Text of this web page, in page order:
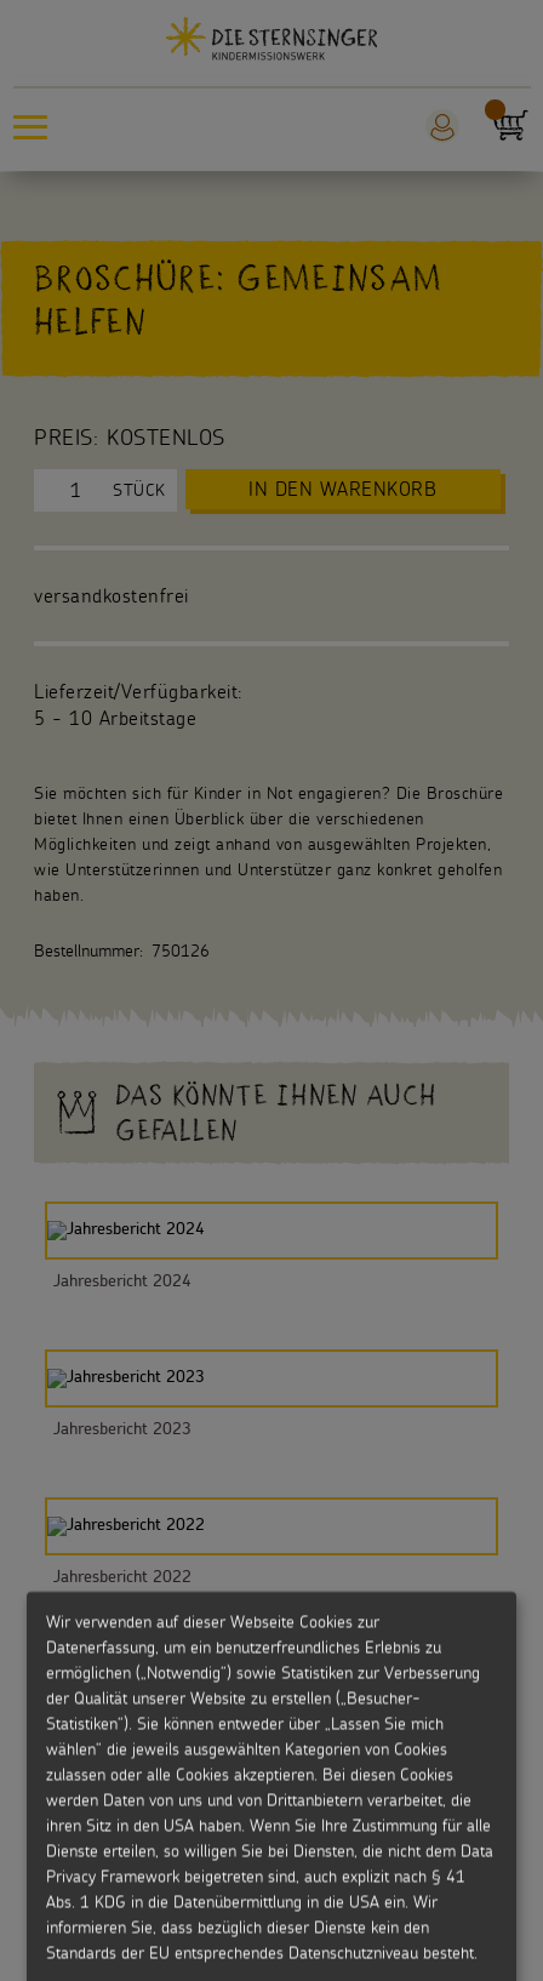
Sankt Martin
Weltmissionstag der Kinder
Über uns
Kunsthandwerk und Geschenke
BROSCHÜRE: GEMEINSAM
HELFEN
Sie möchten sich für Kinder in Not engagieren? Die Broschüre
bietet Ihnen einen Überblick über die verschiedenen
Möglichkeiten und zeigt anhand von ausgewählten Projekten,
wie Unterstützerinnen und Unterstützer ganz konkret geholfen
haben.
Bestellnummer: 750126
PREIS: KOSTENLOS
STÜCK IN DEN WARENKORB
versandkostenfrei
Lieferzeit/Verfügbarkeit:
5 - 10 Arbeitstage
DAS KÖNNTE IHNEN AUCH
GEFALLEN
Jahresbericht 2024
Jahresbericht 2023
Jahresbericht 2022
Jahresbericht 2021
Flyer: Ein Segen für Sie - 50er Bündel
Wir verwenden auf dieser Webseite Cookies zur
Datenerfassung, um ein benutzerfreundliches Erlebnis zu
ermöglichen („Notwendig“) sowie Statistiken zur Verbesserung
der Qualität unserer Website zu erstellen („Besucher-
Statistiken“). Sie können entweder über „Lassen Sie mich
wählen“ die jeweils ausgewählten Kategorien von Cookies
zulassen oder alle Cookies akzeptieren. Bei diesen Cookies
werden Daten von uns und von Drittanbietern verarbeitet, die
ihren Sitz in den USA haben. Wenn Sie Ihre Zustimmung für alle
Dienste erteilen, so willigen Sie bei Diensten, die nicht dem Data
Privacy Framework beigetreten sind, auch explizit nach § 41
Abs. 1 KDG in die Datenübermittlung in die USA ein. Wir
informieren Sie, dass bezüglich dieser Dienste kein den
Standards der EU entsprechendes Datenschutzniveau besteht.